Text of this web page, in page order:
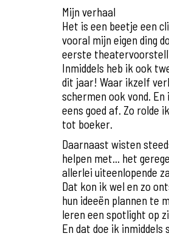
Mijn verhaal
Het is een beetje een
vooral mijn eigen ding
eerste
Inmiddels heb ik ook
dit jaar! Waar ikzelf
schermen ook vond.
eens goed af. Zo rolde
tot boeker.
Daarnaast wisten
helpen met... het
allerlei uiteenlopende
Dat kon ik wel en zo
hun ideeën plannen te
leren een spotlight op
En dat doe ik